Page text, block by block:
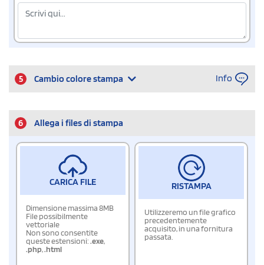
5 Cambio colore stampa Info
6 Allega i files di stampa
CARICA FILE
Dimensione massima 8MB
File possibilmente
vettoriale
Non sono consentite
queste estensioni:.exe,
.php,.html
RISTAMPA
Utilizzeremo un file grafico
precedentemente
acquisito, in una fornitura
passata.